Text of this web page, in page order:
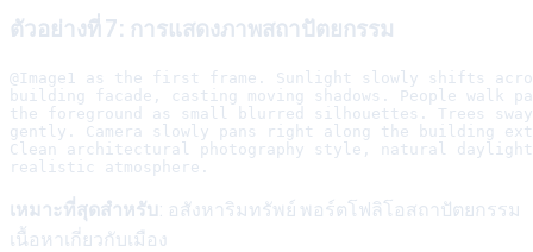
ตัวอย่างที่ 7: การแสดงภาพสถาปัตยกรรม
@Image1 as the first frame. Sunlight slowly shifts
building facade, casting moving shadows. People walk
the foreground as small blurred silhouettes. Trees sway
gently. Camera slowly pans right along the building
Clean architectural photography style, natural
เหมาะที่สุดสำหรับ: อสังหาริมทรัพย์ พอร์ตโฟลิโอสถาปัตยกรรม
เนื้อหาเกี่ยวกับเมือง